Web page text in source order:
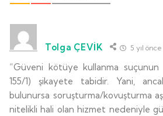
Tolga ÇEVİK 5 yıl önce
“Güveni kötüye kullanma
155/1) şikayete tabidir. Yani,
bulunursa soruşturma/kovuşturma
nitelikli hali olan hizmet nedeniyle